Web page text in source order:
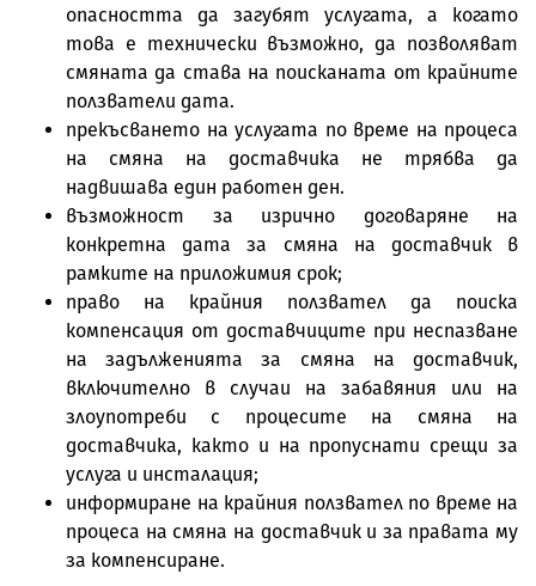
опасността да загубят услугата, а когато
това е технически възможно, да позволяват
смяната да става на поисканата от крайните
ползватели дата.
прекъсването на услугата по време на процеса
на смяна на доставчика не трябва да
надвишава един работен ден.
възможност за изрично договаряне на
конкретна дата за смяна на доставчик в
рамките на приложимия срок;
право на крайния ползвател да поиска
компенсация от доставчиците при неспазване
на задълженията за смяна на доставчик,
включително в случаи на забавяния или на
злоупотреби с процесите на смяна на
доставчика, както и на пропуснати срещи за
услуга и инсталация;
информиране на крайния ползвател по време на
процеса на смяна на доставчик и за правата му
за компенсиране.